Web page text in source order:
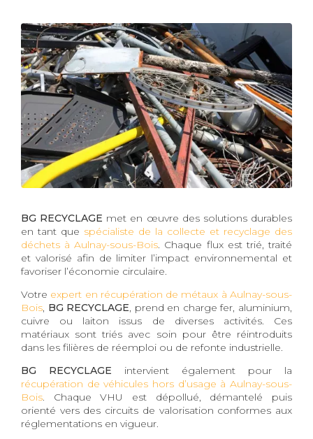
BG RECYCLAGE met en œuvre des solutions durables
en tant que spécialiste de la collecte et recyclage des
déchets à Aulnay-sous-Bois. Chaque flux est trié, traité
et valorisé afin de limiter l’impact environnemental et
favoriser l’économie circulaire.
Votre expert en récupération de métaux à Aulnay-sous-
Bois, BG RECYCLAGE, prend en charge fer, aluminium,
cuivre ou laiton issus de diverses activités. Ces
matériaux sont triés avec soin pour être réintroduits
dans les filières de réemploi ou de refonte industrielle.
BG RECYCLAGE intervient également pour la
récupération de véhicules hors d’usage à Aulnay-sous-
Bois. Chaque VHU est dépollué, démantelé puis
orienté vers des circuits de valorisation conformes aux
réglementations en vigueur.